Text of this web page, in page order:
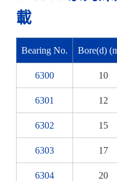
載
Bearing No. Bore(d)
6300 10
6301 12
6302 15
6303 17
6304 20